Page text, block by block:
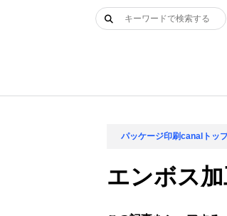
検
パッケージ印刷canalトッ
エンボス